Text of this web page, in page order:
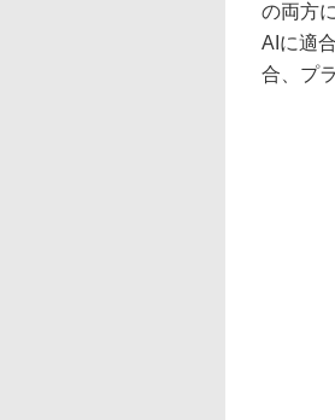
の両方
AIに適
合、プ